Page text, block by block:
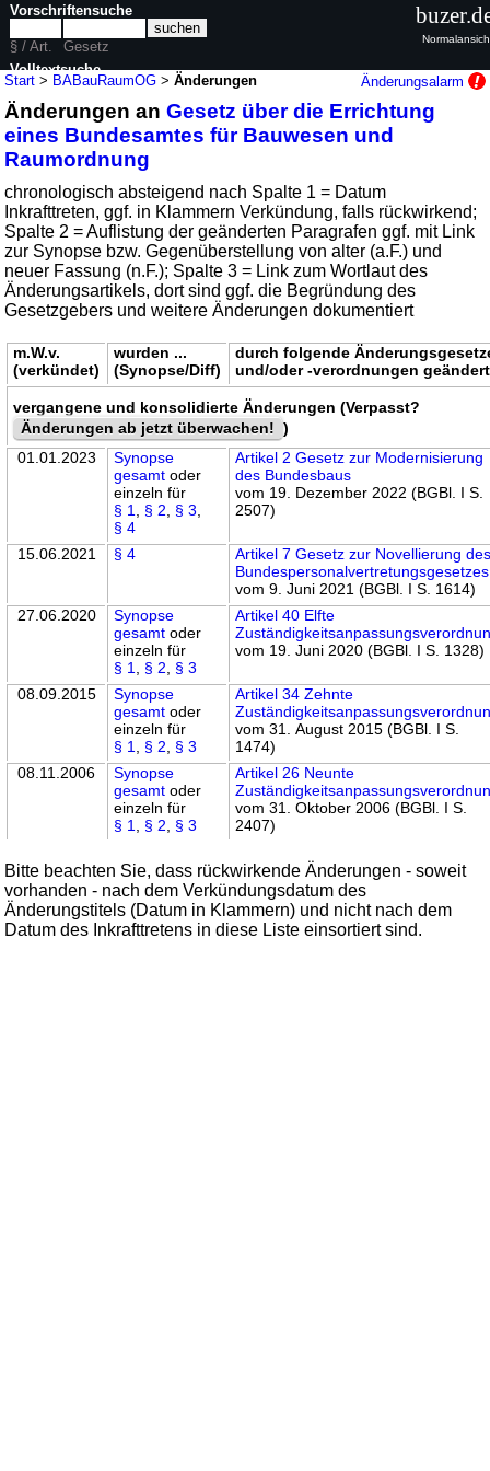
Start > BABauRaumOG >Änderungen Änderungsalarm
Änderungen anGesetz über die Errichtung
eines Bundesamtes für Bauwesen und
Raumordnung
chronologisch absteigend nach Spalte 1 = Datum
Inkrafttreten, ggf. in Klammern Verkündung, falls rückwirkend;
Spalte 2 = Auflistung der geänderten Paragrafen ggf. mit Link
zur Synopse bzw. Gegenüberstellung von alter (a.F.) und
neuer Fassung (n.F.); Spalte 3 = Link zum Wortlaut des
Änderungsartikels, dort sind ggf. die Begründung des
Gesetzgebers und weitere Änderungen dokumentiert
m.W.v.
(verkündet)
wurden ...
(Synopse/Diff)
durch folgende
und/oder -verordnungen geändert
vergangene und konsolidierte Änderungen (Verpasst?
Änderungen ab jetzt überwachen! )
01.01.2023
Synopse
gesamt oder
einzeln für
§ 1
§ 2 § 3
§ 4
Artikel 2 Gesetz zur Modernisierung
des Bundesbaus
vom 19. Dezember 2022 (BGBl. I S.
2507)
15.06.2021 § 4
Artikel 7 Gesetz zur Novellierung
Bundespersonalvertretungsgesetzes
vom 9. Juni 2021 (BGBl. I S. 1614)
27.06.2020
Synopse
gesamt oder
einzeln für
§ 1
§ 2 § 3
Artikel 40 Elfte
vom 19. Juni 2020 (BGBl. I S. 1328)
08.09.2015
Synopse
gesamt oder
einzeln für
§ 1
§ 2 § 3
Artikel 34 Zehnte
vom 31. August 2015 (BGBl. I S.
1474)
08.11.2006
Synopse
gesamt oder
einzeln für
§ 1
§ 2 § 3
Artikel 26 Neunte
vom 31. Oktober 2006 (BGBl. I S.
2407)
Bitte beachten Sie, dass rückwirkende Änderungen - soweit
vorhanden - nach dem Verkündungsdatum des
Änderungstitels (Datum in Klammern) und nicht nach dem
Datum des Inkrafttretens in diese Liste einsortiert sind.
Vorschriftensuche
§ / Art.
Gesetz
Volltextsuche
nur in BABauRaumOG